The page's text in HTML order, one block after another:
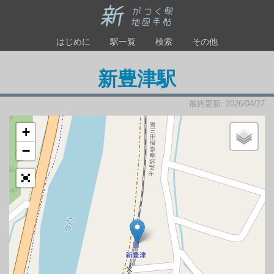
はじめに 駅一覧 検索 その他
新豊津駅
最終更新: 2026/04/27
+
−